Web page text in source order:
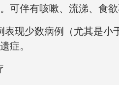
可伴有咳嗽、流涕、食
表现少数病例（尤其是小
症。